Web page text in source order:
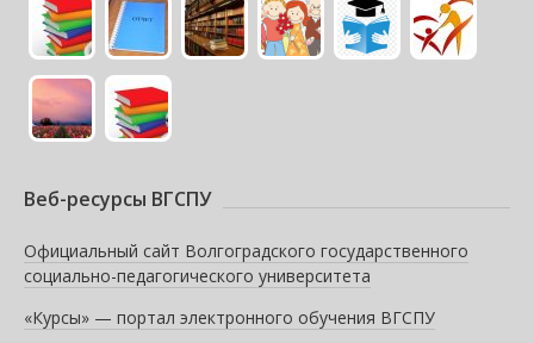
Веб-ресурсы ВГСПУ
Официальный сайт Волгоградского государственного
социально-педагогического университета
«Курсы» — портал электронного обучения ВГСПУ